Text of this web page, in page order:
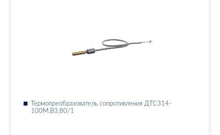
Тер­мо­пре­об­ра­зо­ва­тель со­про­тив­ле­ния ДТ­С314-
100М.В3.80/1